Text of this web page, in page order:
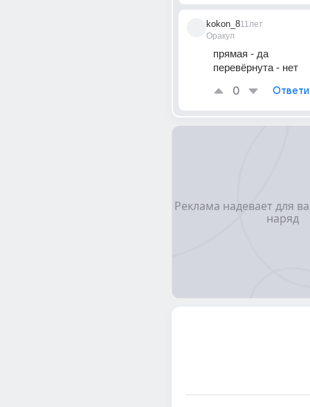
kokon_8
Оракул
11лет
прямая - да
перевёрнута - нет
0